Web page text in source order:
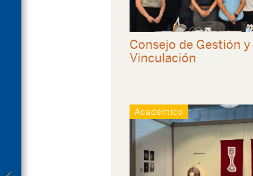
Consejo de Gestión y
Vinculación
Académico